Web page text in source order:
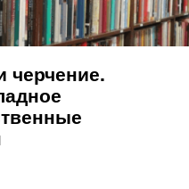
черчение.